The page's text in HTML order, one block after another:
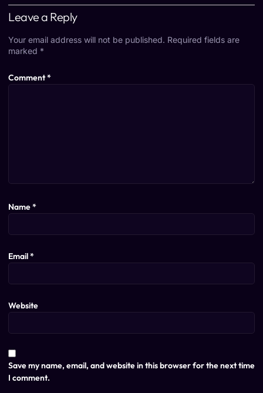
Leave a Reply
Your email address will not be published. Required fields are
marked *
Comment*
Name*
Email*
Website
Save my name, email, and website in this browser for the next time
I comment.